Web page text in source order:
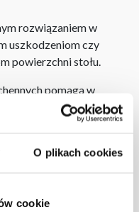
O plikach cookies
cookie
rozwiązaniem w
uszkodzeniom czy
powierzchni stołu.
pomaga w
ścierki,
szybko i
oferujemy pomoc w
i